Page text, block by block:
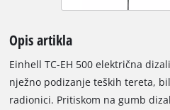
Opis artikla
Einhell TC-EH 500 električna
nježno podizanje teških tereta,
radionici. Pritiskom na gumb